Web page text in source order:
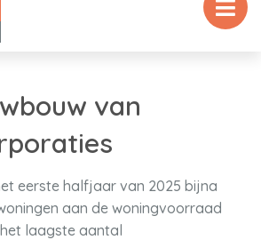
van
eerste halfjaar van 2025 bijna
aan de woningvoorraad
laagste aantal